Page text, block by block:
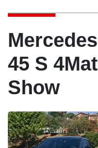
45 S
Show